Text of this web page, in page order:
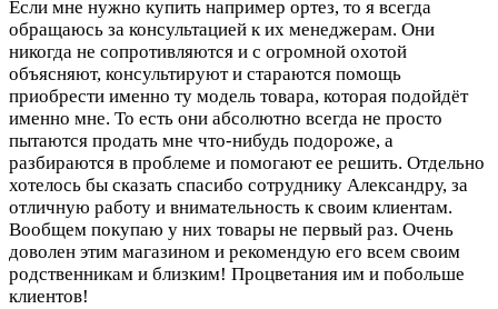
Если мне нужно купить например ортез, то я всегда
обращаюсь за консультацией к их менеджерам. Они
никогда не сопротивляются и с огромной охотой
объясняют, консультируют и стараются помощь
приобрести именно ту модель товара, которая подойдёт
именно мне. То есть они абсолютно всегда не просто
пытаются продать мне что-нибудь подороже, а
разбираются в проблеме и помогают ее решить. Отдельно
хотелось бы сказать спасибо сотруднику Александру, за
отличную работу и внимательность к своим клиентам.
Вообщем покупаю у них товары не первый раз. Очень
доволен этим магазином и рекомендую его всем своим
родственникам и близким! Процветания им и побольше
клиентов!